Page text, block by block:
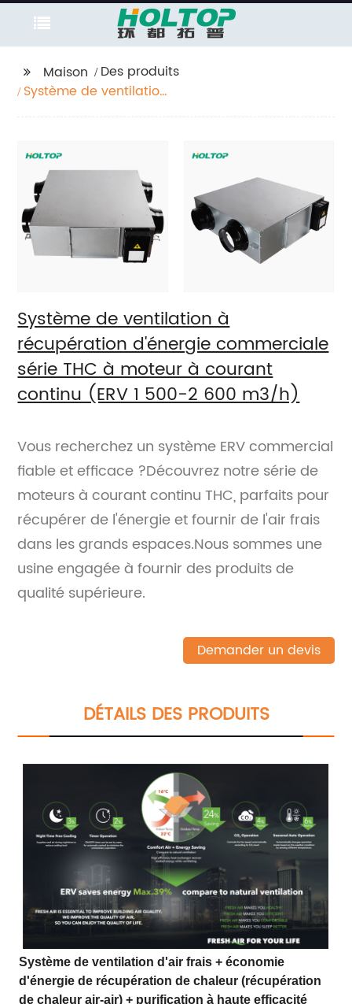
Maison
Des produits
Système de ventilation
commerciale série
THC à moteur à
courant continu (ERV 1
500-2 600 m3/h)
Système de ventilation à
récupération d'énergie commerciale
série THC à moteur à courant
continu (ERV 1 500-2 600 m3/h)
Vous recherchez un système ERV commercial
fiable et efficace ?Découvrez notre série de
moteurs à courant continu THC, parfaits pour
récupérer de l'énergie et fournir de l'air frais
dans les grands espaces.Nous sommes une
usine engagée à fournir des produits de
qualité supérieure.
Demander un devis
DÉTAILS DES PRODUITS
Système de ventilation d'air frais + économie
d'énergie de récupération de chaleur (récupération
de chaleur air-air) + purification à haute efficacité